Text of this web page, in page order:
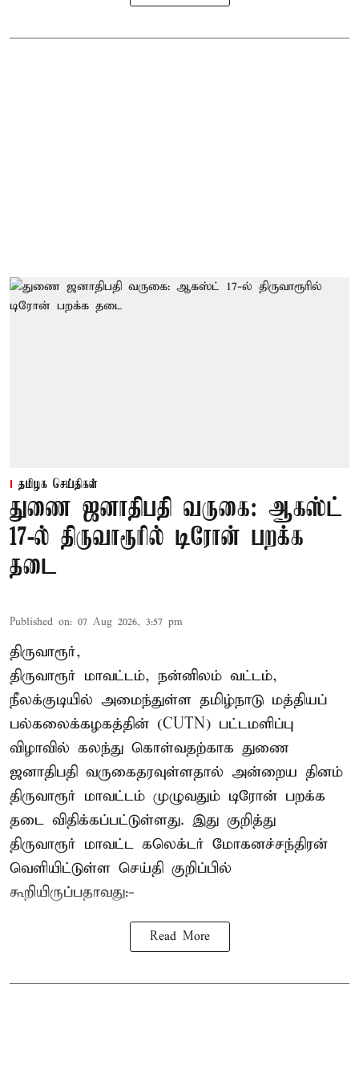
தமிழக செய்திகள்
துணை ஜனாதிபதி வருகை: ஆகஸ்ட்
17-ல் திருவாரூரில் டிரோன் பறக்க
தடை
Published on: 07 Aug 2026, 3:57 pm
திருவாரூர்,
திருவாரூர் மாவட்டம், நன்னிலம் வட்டம்,
நீலக்குடியில் அமைந்துள்ள தமிழ்நாடு மத்தியப்
பல்கலைக்கழகத்தின் (CUTN) பட்டமளிப்பு
விழாவில் கலந்து கொள்வதற்காக துணை
ஜனாதிபதி வருகைதரவுள்ளதால் அன்றைய தினம்
திருவாரூர் மாவட்டம் முழுவதும் டிரோன் பறக்க
தடை விதிக்கப்பட்டுள்ளது. இது குறித்து
திருவாரூர் மாவட்ட கலெக்டர் மோகனச்சந்திரன்
வெளியிட்டுள்ள செய்தி குறிப்பில்
கூறியிருப்பதாவது:-
Read More